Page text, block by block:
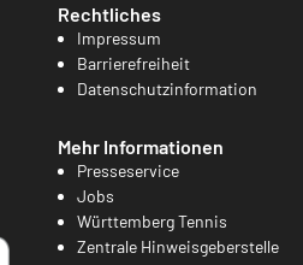
Rechtliches
Impressum
Barrierefreiheit
Datenschutzinformation
Mehr Informationen
Presseservice
Jobs
Württemberg Tennis
Zentrale Hinweisgeberstelle